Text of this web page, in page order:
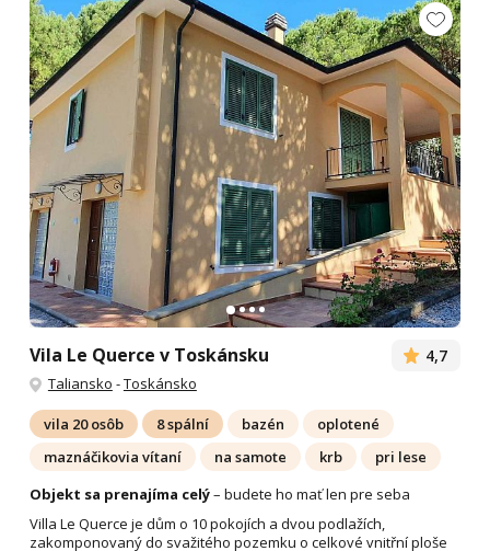
Vila Le Querce v Toskánsku 4,7
Taliansko -Toskánsko
vila 20 osôb 8 spální bazén
oplotené
maznáčikovia vítaní
na samote krb
pri lese
Objekt sa prenajíma celý– budete ho mať len pre seba
Villa Le Querce je dům o 10 pokojích a dvou podlažích,
zakomponovaný do svažitého pozemku o celkové vnitřní ploše